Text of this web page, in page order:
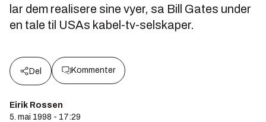
lar dem realisere sine vyer, sa Bill Gates under
en tale til USAs kabel-tv-selskaper.
Del Kommenter
Eirik Rossen
5. mai 1998 - 17:29